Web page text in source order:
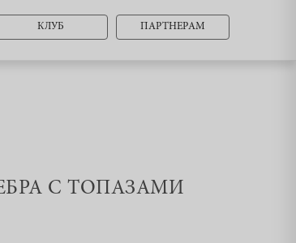
КЛУБ ПАРТНЕРАМ
С ТОПАЗАМИ